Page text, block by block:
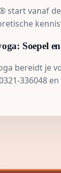
start vanaf
Soepel
bereidt je
336048